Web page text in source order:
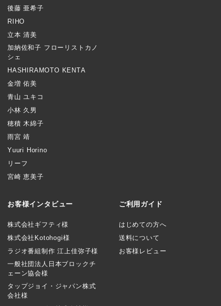
後藤 亜希子
RIHO
立本 清美
加納佐和子 フローリストカノ
シェ
HASHIRAMOTO KENTA
金増 佑美
青山 ユキコ
小林 久男
穂積 木綿子
雨宮 靖
Yuuri Horino
リーフ
宮崎 恵美子
お客様インタビュー
株式会社ギフティ様
株式会社Kotohogi様
ラジオ番組制作 江上佳弥子様
一般社団法人日本ブロックチ
ェーン協会様
タップジョイ・ジャパン株式
会社様
ご利用ガイド
はじめての方へ
送料について
お客様レビュー